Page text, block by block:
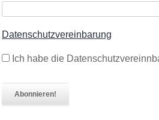
Datenschutzvereinbarung
Ich habe die